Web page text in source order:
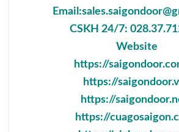
CSKH 24/7:
Website
https://
https://
https://
https://